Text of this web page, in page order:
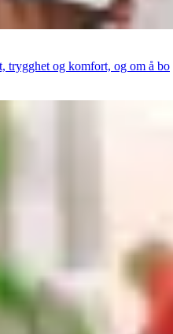
trygghet og komfort, og om å bo